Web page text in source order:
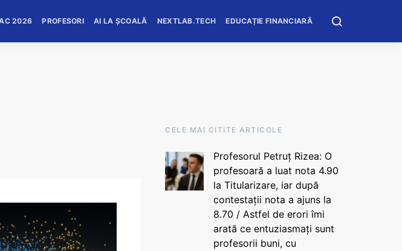
2026 PROFESORI AI LA ȘCOALĂ NEXTLAB.TECH EDUCAȚIE FINANCIARĂ
CELE MAI CITITE ARTICOLE
Profesorul Petruț Rizea: O
profesoară a luat nota 4.90
la Titularizare, iar după
contestații nota a ajuns la
8.70 / Astfel de erori îmi
arată ce entuziasmați sunt
profesorii buni, cu